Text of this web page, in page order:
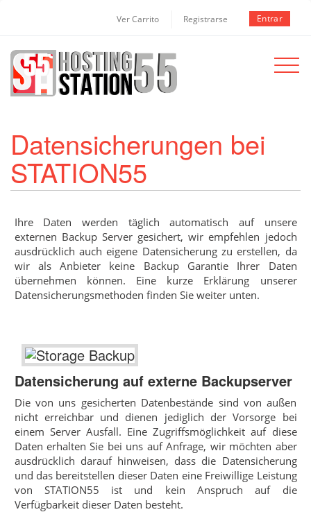
Ver Carrito Registrarse Entrar
Toggle
Datensicherungen bei
STATION55
Ihre Daten werden täglich automatisch auf unsere
externen Backup Server gesichert, wir empfehlen jedoch
ausdrücklich auch eigene Datensicherung zu erstellen, da
wir als Anbieter keine Backup Garantie Ihrer Daten
übernehmen können. Eine kurze Erklärung unserer
Datensicherungsmethoden finden Sie weiter unten.
Datensicherung auf externe Backupserver
Die von uns gesicherten Datenbestände sind von außen
nicht erreichbar und dienen jediglich der Vorsorge bei
einem Server Ausfall. Eine Zugriffsmöglichkeit auf diese
Daten erhalten Sie bei uns auf Anfrage, wir möchten aber
ausdrücklich darauf hinweisen, dass die Datensicherung
und das bereitstellen dieser Daten eine Freiwillige Leistung
von STATION55 ist und kein Anspruch auf die
Verfügbarkeit dieser Daten besteht.